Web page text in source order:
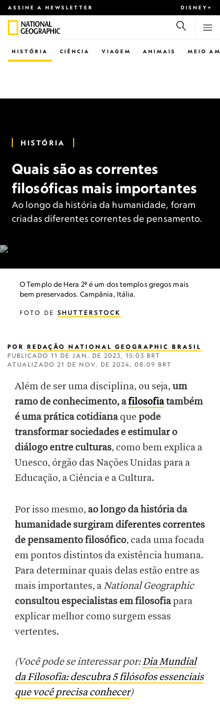
ASSINE A NEWSLETTER DISNEY+
CIÊNCIA VIAGEM ANIMAIS
HISTÓRIA MEIO
HISTÓRIA
Quais são as correntes
filosóficas mais importantes
Ao longo da história da humanidade, foram
criadas diferentes correntes de pensamento.
O Templo de Hera 2ª é um dos templos gregos mais
bem preservados. Campânia, Itália.
FOTO DE SHUTTERSTOCK
POR REDAÇÃO NATIONAL GEOGRAPHIC BRASIL
PUBLICADO 11 DE JAN. DE 2023, 15:03 BRT
ATUALIZADO 21 DE NOV. DE 2024, 08:09 BRT
Além de ser uma disciplina, ou seja, um
ramo de conhecimento, afilosofiatambém
é uma prática cotidianaque pode
transformar sociedades e estimular o
diálogo entre culturas, como bem explica a
Unesco, órgão das Nações Unidas para a
Educação, a Ciência e a Cultura.
Por isso mesmo, ao longo da história da
humanidade surgiram diferentes correntes
de pensamento filosófico, cada uma focada
em pontos distintos da existência humana.
Para determinar quais delas estão entre as
mais importantes, aNational Geographic
consultou especialistas em filosofiapara
explicar melhor como surgem essas
vertentes.
(Você pode se interessar por:Dia Mundial
da Filosofia: descubra 5 filósofos essenciais
que você precisa conhecer)